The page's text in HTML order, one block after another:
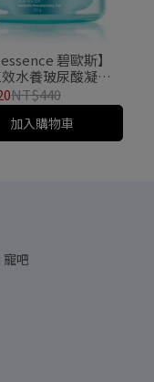
essence 碧歐斯】
水養玻尿酸凝露
NT$440
加入購物車
吧